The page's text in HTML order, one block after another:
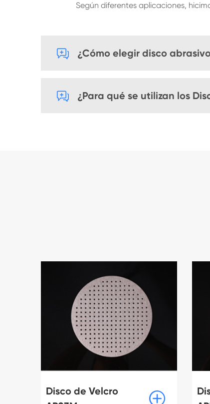
Según diferentes aplicaciones,
 ¿Cómo elegir disco
 ¿Para qué se utilizan los
Disco de Velcro
